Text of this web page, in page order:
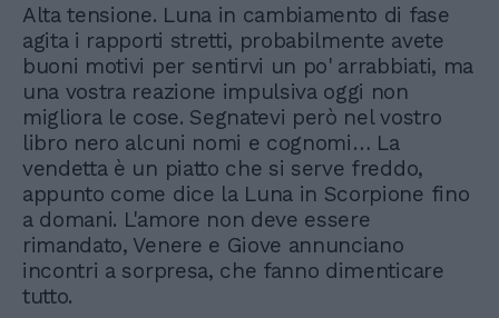
Alta tensione. Luna in cambiamento di fase
agita i rapporti stretti, probabilmente avete
buoni motivi per sentirvi un po' arrabbiati, ma
una vostra reazione impulsiva oggi non
migliora le cose. Segnatevi però nel vostro
libro nero alcuni nomi e cognomi… La
vendetta è un piatto che si serve freddo,
appunto come dice la Luna in Scorpione fino
a domani. L'amore non deve essere
rimandato, Venere e Giove annunciano
incontri a sorpresa, che fanno dimenticare
tutto.